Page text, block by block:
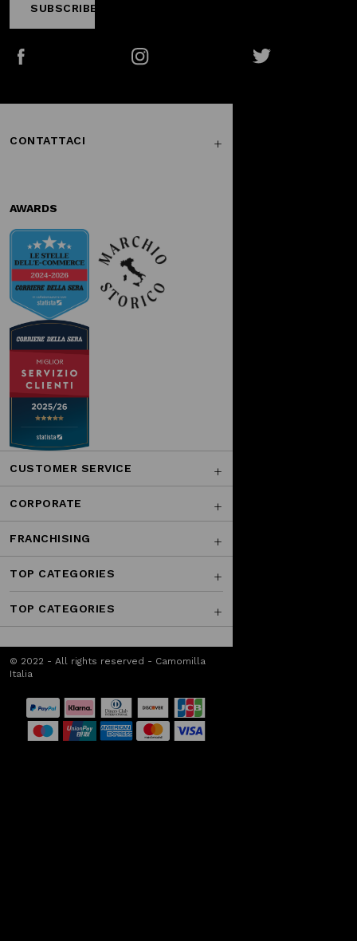
SUBSCRIBE
CONTATTACI
AWARDS
CUSTOMER SERVICE
CORPORATE
FRANCHISING
TOP CATEGORIES
TOP CATEGORIES
© 2022 - All rights reserved - Camomilla
Italia